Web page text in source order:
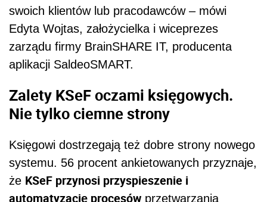
swoich klientów lub pracodawców – mówi
Edyta Wojtas, założycielka i wiceprezes
zarządu firmy BrainSHARE IT, producenta
aplikacji SaldeoSMART.
Zalety KSeF oczami księgowych.
Nie tylko ciemne strony
Księgowi dostrzegają też dobre strony nowego
systemu. 56 procent ankietowanych przyznaje,
że KSeF przynosi przyspieszenie i
automatyzację procesów przetwarzania